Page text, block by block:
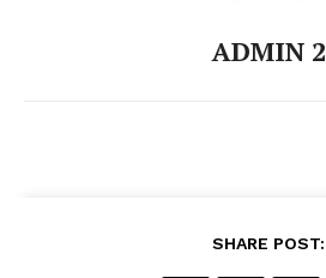
ADMIN 2
SHARE POST: